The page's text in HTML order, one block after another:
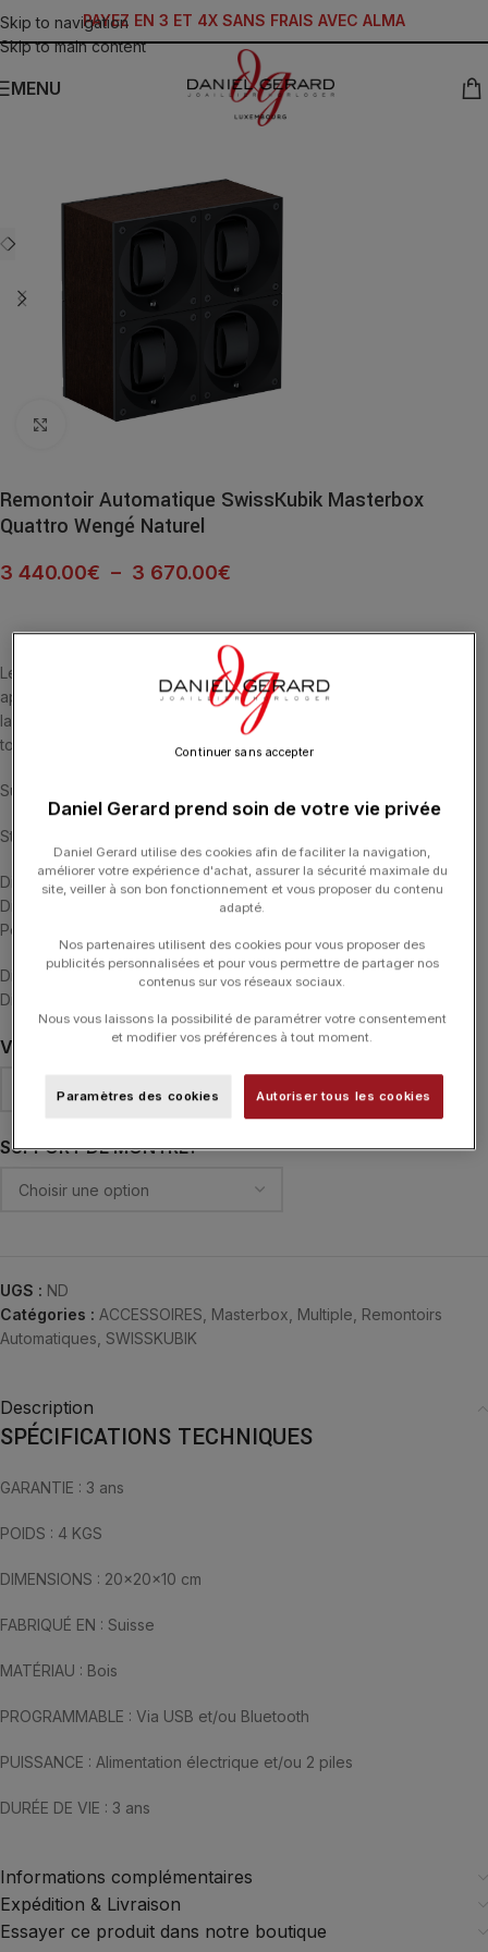
Skip to navigation
Skip to main content
PAYEZ EN 3 ET 4X SANS FRAIS AVEC ALMA
MENU
Click to enlarge
Remontoir Automatique SwissKubik Masterbox
Quattro Wengé Naturel
3 440.00€ – 3 670.00€
Le bois est un matériau incontournable dans la décoration d’un
appartement ou d’une maison. Uni ou dépouillé, clair ou foncé,
laqué ou mat, il s’intègre avec goût à votre intérieur et accueille
toutes sortes de montres avec une élégance naturelle.
Support de montre inclus :
Standard
Diamètre maximum du bracelet : 19,5 cm
Diamètre minimum du bracelet : 16cm
Petit
Diamètre maximum du bracelet : 16,3 cm
Diamètre minimum du bracelet : 14,3 cm
VITRE PROTECTRICE
SUPPORT DE MONTRE
UGS : ND
Catégories : ACCESSOIRES Masterbox Multiple Remontoirs
Automatiques SWISSKUBIK
Description
SPÉCIFICATIONS TECHNIQUES
GARANTIE : 3 ans
POIDS : 4 KGS
DIMENSIONS : 20x20x10 cm
FABRIQUÉ EN : Suisse
MATÉRIAU : Bois
PROGRAMMABLE : Via USB et/ou Bluetooth
PUISSANCE : Alimentation électrique et/ou 2 piles
DURÉE DE VIE : 3 ans
Informations complémentaires
Expédition & Livraison
Essayer ce produit dans notre boutique
Daniel Gerard prend soin de votre vie privée
Daniel Gerard utilise des cookies afin de faciliter la navigation,
améliorer votre expérience d'achat, assurer la sécurité maximale du
site, veiller à son bon fonctionnement et vous proposer du contenu
adapté.
Nos partenaires utilisent des cookies pour vous proposer des
publicités personnalisées et pour vous permettre de partager nos
contenus sur vos réseaux sociaux.
Nous vous laissons la possibilité de paramétrer votre consentement
et modifier vos préférences à tout moment.
Paramètres des cookies Autoriser tous les cookies
Continuer sans accepter